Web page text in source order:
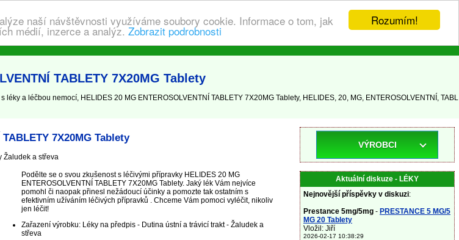
Rozumím!
naší návštěvnosti využíváme soubory cookie. Informace o tom, jak
médií, inzerce a analýz. Zobrazit podrobnosti
TABLETY 7X20MG Tablety
a léčbou nemocí, HELIDES 20 MG ENTEROSOLVENTNÍ TABLETY 7X20MG Tablety, HELIDES, 20, MG, ENTEROSOLVENTNÍ, TABL
7X20MG Tablety
Žaludek a střeva
Podělte se o svou zkušenost s léčivými přípravky HELIDES 20 MG
ENTEROSOLVENTNÍ TABLETY 7X20MG Tablety. Jaký lék Vám nejvíce
pomohl či naopak přinesl nežádoucí účinky a pomozte tak ostatním s
efektivním užíváním léčivých přípravků . Chceme Vám pomoci vyléčit, nikoliv
jen léčit!
Zařazení výrobku: Léky na předpis - Dutina ústní a trávicí trakt - Žaludek a
střeva
VÝROBCI
Aktuální diskuze - LÉKY
Nejnovější příspěvky v diskuzi:
Prestance 5mg/5mg - PRESTANCE 5 MG/5
MG 20 Tablety
Vložil: Jiří
2026-02-17 10:38:29